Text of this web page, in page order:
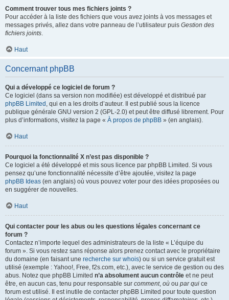
Comment trouver tous mes fichiers joints ?
Pour accéder à la liste des fichiers que vous avez joints à vos messages et
messages privés, allez dans votre panneau de l’utilisateur puis Gestion des
fichiers joints.
Haut
Concernant phpBB
Qui a développé ce logiciel de forum ?
Ce logiciel (dans sa version non modifiée) est développé et distribué par
phpBB Limited , qui en a les droits d’auteur. Il est publié sous la licence
publique générale GNU version 2 (GPL-2.0) et peut être diffusé librement. Pour
plus d’informations, visitez la page « À propos de phpBB » (en anglais).
Haut
Pourquoi la fonctionnalité X n’est pas disponible ?
Ce logiciel a été développé et mis sous licence par phpBB Limited. Si vous
pensez qu’une fonctionnalité nécessite d’être ajoutée, visitez la page
phpBB Ideas (en anglais) où vous pouvez voter pour des idées proposées ou
en suggérer de nouvelles.
Haut
Qui contacter pour les abus ou les questions légales concernant ce
forum ?
Contactez n’importe lequel des administrateurs de la liste « L’équipe du
forum ». Si vous restez sans réponse alors prenez contact avec le propriétaire
du domaine (en faisant une recherche sur whois) ou si un service gratuit est
utilisé (exemple : Yahoo!, Free, f2s.com, etc.), avec le service de gestion ou des
abus. Notez que phpBB Limited n’a absolument aucun contrôle et ne peut
être, en aucun cas, tenu pour responsable sur comment, où ou par qui ce
forum est utilisé. Il est inutile de contacter phpBB Limited pour toute question